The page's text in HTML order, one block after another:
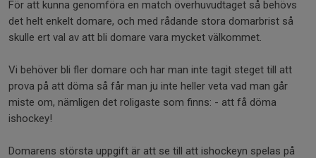
För att kunna genomföra en match överhuvudtaget så behövs
det helt enkelt domare, och med rådande stora domarbrist så
skulle ert val av att bli domare vara mycket välkommet.
Vi behöver bli fler domare och har man inte tagit steget till att
prova på att döma så får man ju inte heller veta vad man går
miste om, nämligen det roligaste som finns: - att få döma
ishockey!
Domarens största uppgift är att se till att ishockeyn spelas på